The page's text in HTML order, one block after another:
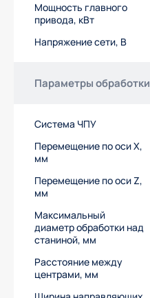
Мощность главного
привода, кВт
Напряжение сети, В
Параметры обработки
Система ЧПУ
Перемещение по оси Х,
мм
Перемещение по оси Z,
мм
Максимальный
диаметр обработки над
станиной, мм
Расстояние между
центрами, мм